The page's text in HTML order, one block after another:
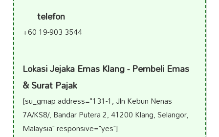
telefon
+60 19-903 3544
Lokasi Jejaka Emas Klang - Pembeli Emas
& Surat Pajak
[su_gmap address="131-1, Jln Kebun Nenas
7A/KS8/, Bandar Putera 2, 41200 Klang, Selangor,
Malaysia" responsive="yes"]